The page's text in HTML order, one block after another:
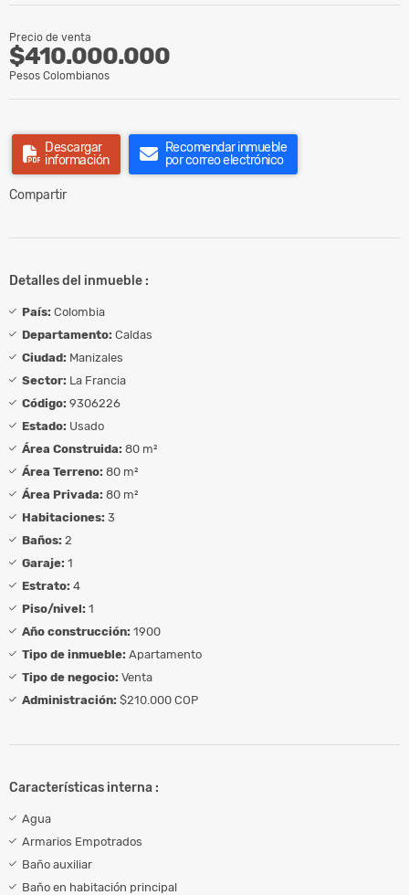
Precio de venta
$410.000.000
Pesos Colombianos
Descargar
información
Recomendar inmueble
por correo electrónico
Compartir
Detalles del inmueble :
País: Colombia
Departamento: Caldas
Ciudad: Manizales
Sector: La Francia
Código: 9306226
Estado: Usado
Área Construida: 80 m²
Área Terreno: 80 m²
Área Privada: 80 m²
Habitaciones: 3
Baños: 2
Garaje: 1
Estrato: 4
Piso/nivel: 1
Año construcción: 1900
Tipo de inmueble: Apartamento
Tipo de negocio: Venta
Administración: $210.000 COP
Características interna :
Agua
Armarios Empotrados
Baño auxiliar
Baño en habitación principal